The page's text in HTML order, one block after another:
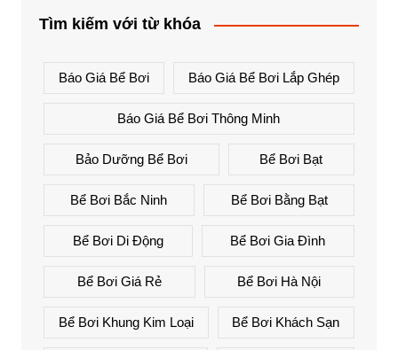
Tìm kiếm với từ khóa
Báo Giá Bể Bơi Báo Giá Bể Bơi Lắp Ghép
Báo Giá Bể Bơi Thông Minh
Bảo Dưỡng Bể Bơi Bể Bơi Bạt
Bể Bơi Bắc Ninh Bể Bơi Bằng Bạt
Bể Bơi Di Động Bể Bơi Gia Đình
Bể Bơi Giá Rẻ Bể Bơi Hà Nội
Bể Bơi Khung Kim Loại Bể Bơi Khách Sạn